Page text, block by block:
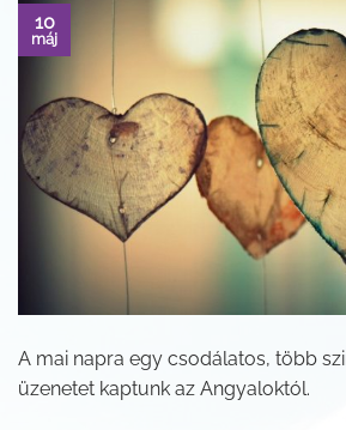
10
máj
A mai napra egy csodálatos, több
üzenetet kaptunk az Angyaloktól.